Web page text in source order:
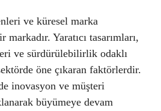
ve küresel marka
markadır. Yaratıcı tasarımları,
ve sürdürülebilirlik odaklı
öne çıkaran faktörlerdir.
inovasyon ve müşteri
büyümeye devam